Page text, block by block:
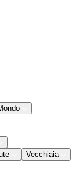
Vecchiaia